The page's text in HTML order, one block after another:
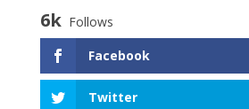
6k Follows
Facebook
Twitter